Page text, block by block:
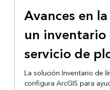
Avances en
un
servicio de
La solución Inventario de
configura ArcGIS para